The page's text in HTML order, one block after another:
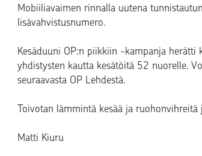
Mobiiliavaimen rinnalla uutena
lisävahvistusnumero.
Kesäduuni OP:n piikkiin -kampanja herätti
yhdistysten kautta kesätöitä 52 nuorelle.
seuraavasta OP Lehdestä.
Toivotan lämmintä kesää ja ruohonvihreitä
Matti Kiuru